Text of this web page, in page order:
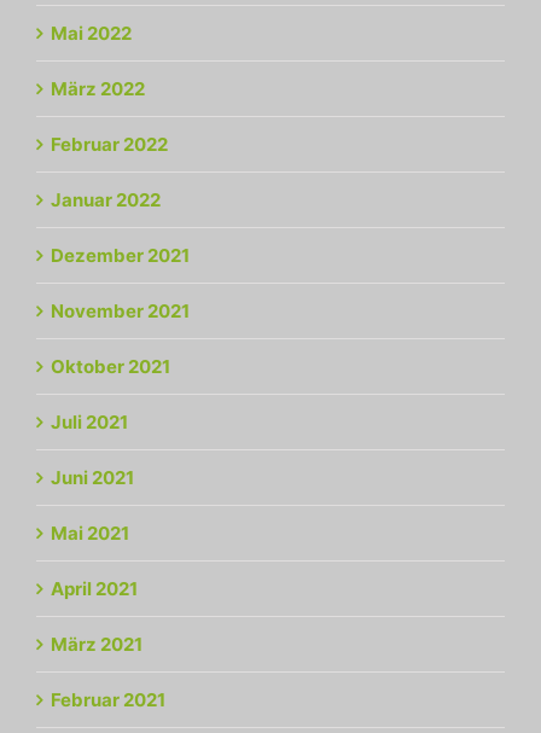
Mai 2022
März 2022
Februar 2022
Januar 2022
Dezember 2021
November 2021
Oktober 2021
Juli 2021
Juni 2021
Mai 2021
April 2021
März 2021
Februar 2021